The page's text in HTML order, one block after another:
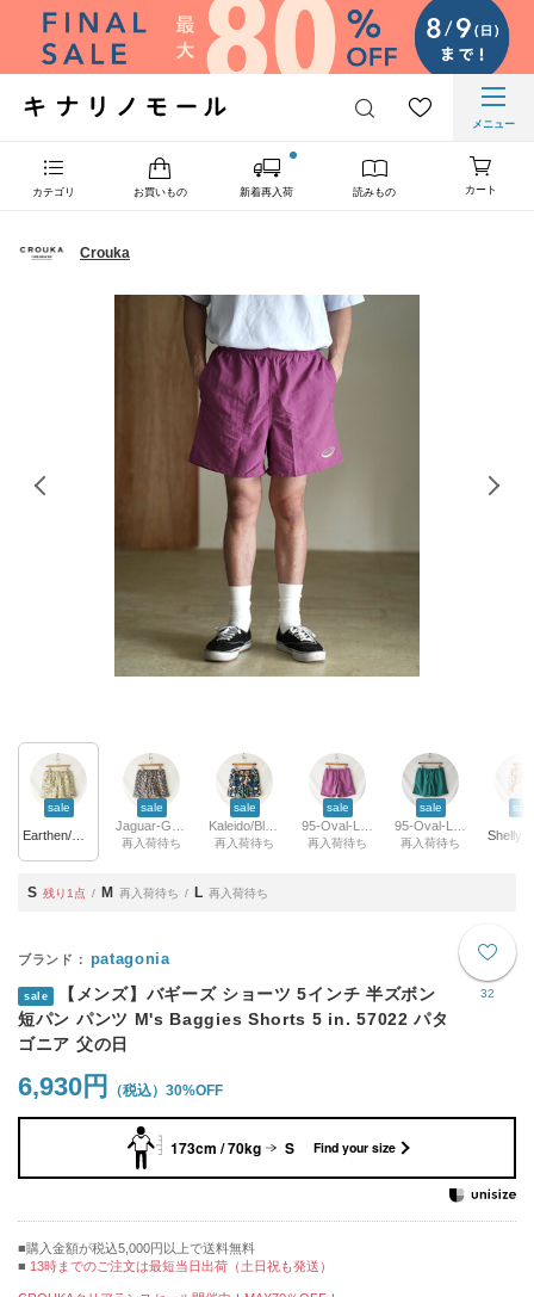
メニュー
カテゴリ お買いもの 新着再入荷 読みもの カート
Crouka
sale sale
再入荷待ち
sale
再入荷待ち
sale
再入荷待ち
sale
再入荷待ち
sale
S 残り1点 M 再入荷待ち L 再入荷待ち
32
patagonia
sale
【メンズ】バギーズ ショーツ 5インチ 半ズボン
短パン パンツ M's Baggies Shorts 5 in. 57022 パタ
ゴニア 父の日
6,930円 30%OFF
173cm / 70kg S Find your size
購入金額が税込5,000円以上で送料無料
13時までのご注文は最短当日出荷（土日祝も発送）